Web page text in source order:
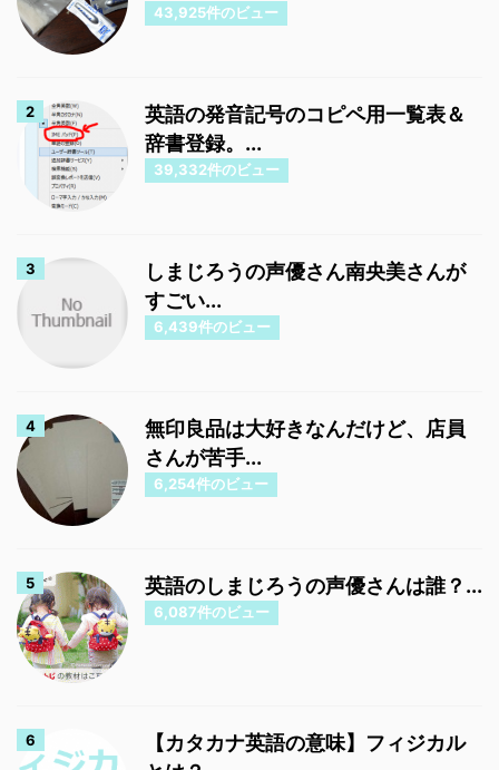
43,925件のビュー
英語の発音記号のコピペ用一覧表＆
辞書登録。...
39,332件のビュー
しまじろうの声優さん南央美さんが
すごい...
6,439件のビュー
無印良品は大好きなんだけど、店員
さんが苦手...
6,254件のビュー
英語のしまじろうの声優さんは誰？...
6,087件のビュー
【カタカナ英語の意味】フィジカル